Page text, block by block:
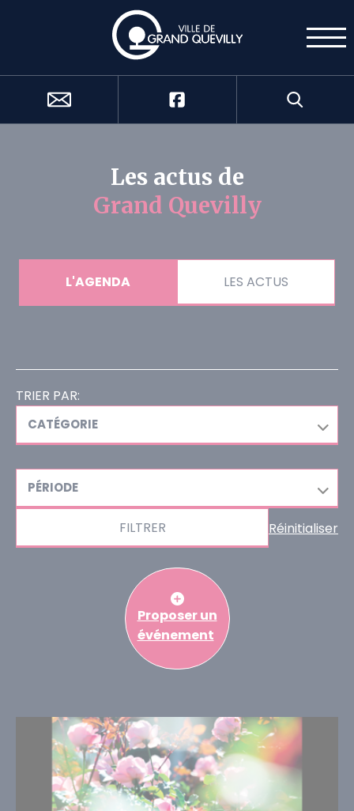
Les actus de
Grand Quevilly
L'AGENDA LES ACTUS
TRIER PAR:
CATÉGORIE
PÉRIODE
FILTRER Réinitialiser
Proposer un
événement